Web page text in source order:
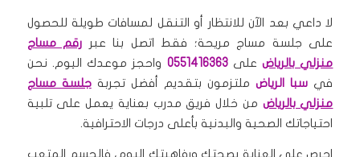
لا داعي بعد الآن للانتظار أو التنقل لمسافات طويلة للحصول
على جلسة مساج مريحة؛ فقط اتصل بنا عبر رقم مساج
منزلي بالرياضعلى0551416363 واحجز موعدك اليوم. نحن
في سبا الرياضملتزمون بتقديم أفضل تجربةجلسة مساج
منزلي بالرياض من خلال فريق مدرب بعناية يعمل على تلبية
احتياجاتك الصحية والبدنية بأعلى درجات الاحترافية.
احرص على العناية بصحتك ورفاهيتك اليوم، فالجسم المتعب